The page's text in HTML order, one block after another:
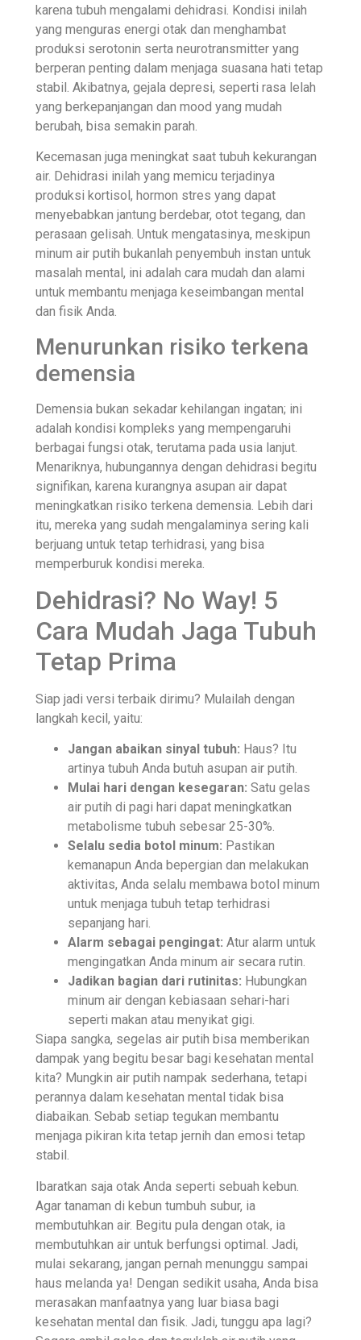
karena tubuh mengalami dehidrasi. Kondisi inilah
yang menguras energi otak dan menghambat
produksi serotonin serta neurotransmitter yang
berperan penting dalam menjaga suasana hati tetap
stabil. Akibatnya, gejala depresi, seperti rasa lelah
yang berkepanjangan dan mood yang mudah
berubah, bisa semakin parah.
Kecemasan juga meningkat saat tubuh kekurangan
air. Dehidrasi inilah yang memicu terjadinya
produksi kortisol, hormon stres yang dapat
menyebabkan jantung berdebar, otot tegang, dan
perasaan gelisah. Untuk mengatasinya, meskipun
minum air putih bukanlah penyembuh instan untuk
masalah mental, ini adalah cara mudah dan alami
untuk membantu menjaga keseimbangan mental
dan fisik Anda.
Menurunkan risiko terkena
demensia
Demensia bukan sekadar kehilangan ingatan; ini
adalah kondisi kompleks yang mempengaruhi
berbagai fungsi otak, terutama pada usia lanjut.
Menariknya, hubungannya dengan dehidrasi begitu
signifikan, karena kurangnya asupan air dapat
meningkatkan risiko terkena demensia. Lebih dari
itu, mereka yang sudah mengalaminya sering kali
berjuang untuk tetap terhidrasi, yang bisa
memperburuk kondisi mereka.
Dehidrasi? No Way! 5
Cara Mudah Jaga Tubuh
Tetap Prima
Siap jadi versi terbaik dirimu? Mulailah dengan
langkah kecil, yaitu:
Jangan abaikan sinyal tubuh: Haus? Itu
artinya tubuh Anda butuh asupan air putih.
Mulai hari dengan kesegaran: Satu gelas
air putih di pagi hari dapat meningkatkan
metabolisme tubuh sebesar 25-30%.
Selalu sedia botol minum: Pastikan
kemanapun Anda bepergian dan melakukan
aktivitas, Anda selalu membawa botol minum
untuk menjaga tubuh tetap terhidrasi
sepanjang hari.
Alarm sebagai pengingat: Atur alarm untuk
mengingatkan Anda minum air secara rutin.
Jadikan bagian dari rutinitas: Hubungkan
minum air dengan kebiasaan sehari-hari
seperti makan atau menyikat gigi.
Siapa sangka, segelas air putih bisa memberikan
dampak yang begitu besar bagi kesehatan mental
kita? Mungkin air putih nampak sederhana, tetapi
perannya dalam kesehatan mental tidak bisa
diabaikan. Sebab setiap tegukan membantu
menjaga pikiran kita tetap jernih dan emosi tetap
stabil.
Ibaratkan saja otak Anda seperti sebuah kebun.
Agar tanaman di kebun tumbuh subur, ia
membutuhkan air. Begitu pula dengan otak, ia
membutuhkan air untuk berfungsi optimal. Jadi,
mulai sekarang, jangan pernah menunggu sampai
haus melanda ya! Dengan sedikit usaha, Anda bisa
merasakan manfaatnya yang luar biasa bagi
kesehatan mental dan fisik. Jadi, tunggu apa lagi?